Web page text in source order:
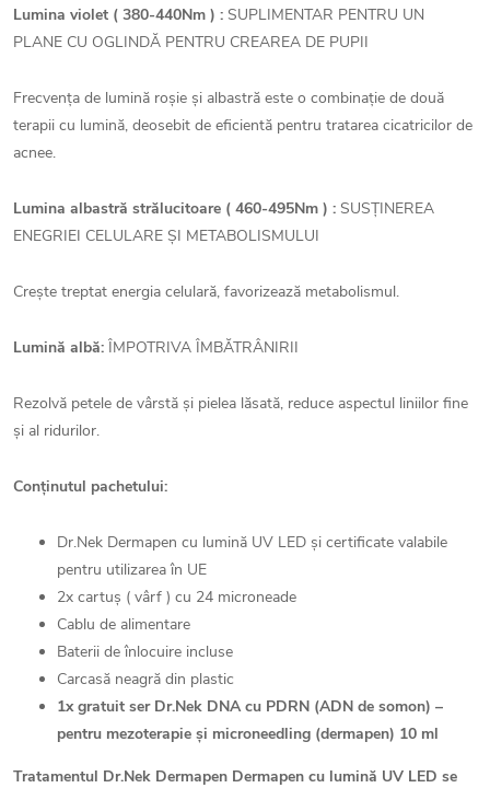
Lumina violet ( 380-440Nm ) : SUPLIMENTAR PENTRU UN
PLANE CU OGLINDĂ PENTRU CREAREA DE PUPII
Frecvența de lumină roșie și albastră este o combinație de două
terapii cu lumină, deosebit de eficientă pentru tratarea cicatricilor de
acnee.
Lumina albastră strălucitoare ( 460-495Nm ) : SUSȚINEREA
ENEGRIEI CELULARE ȘI METABOLISMULUI
Crește treptat energia celulară, favorizează metabolismul.
Lumină albă: ÎMPOTRIVA ÎMBĂTRÂNIRII
Rezolvă petele de vârstă și pielea lăsată, reduce aspectul liniilor fine
și al ridurilor.
Conținutul pachetului:
Dr.Nek Dermapen cu lumină UV LED și certificate valabile
pentru utilizarea în UE
2x cartuș ( vârf ) cu 24 microneade
Cablu de alimentare
Baterii de înlocuire incluse
Carcasă neagră din plastic
1x gratuit ser Dr.Nek DNA cu PDRN (ADN de somon) –
pentru mezoterapie și microneedling (dermapen) 10 ml
Tratamentul Dr.Nek Dermapen Dermapen cu lumină UV LED se